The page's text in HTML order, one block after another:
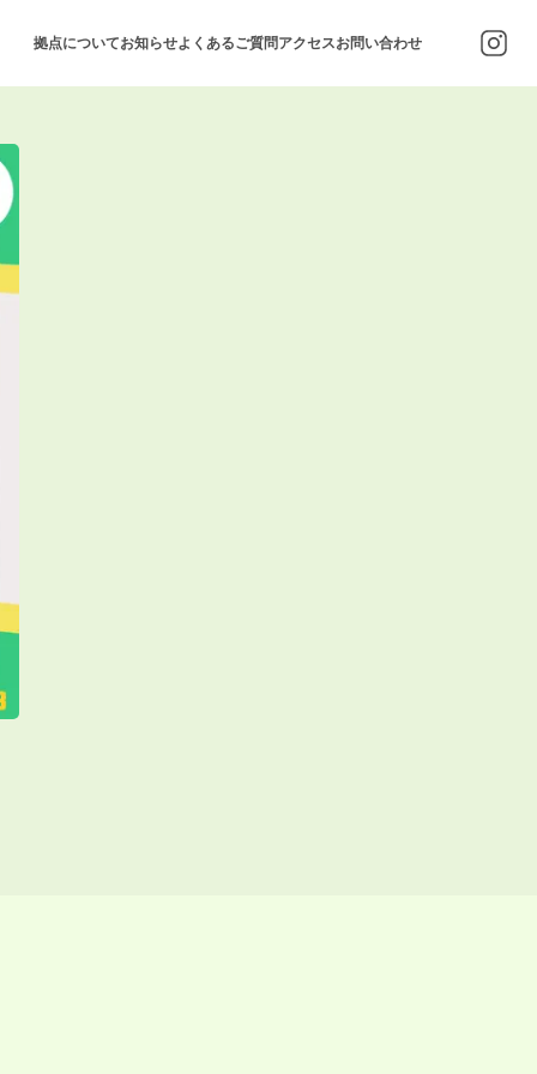
拠点についてお知らせよくあるご質問アクセスお問い合わせ